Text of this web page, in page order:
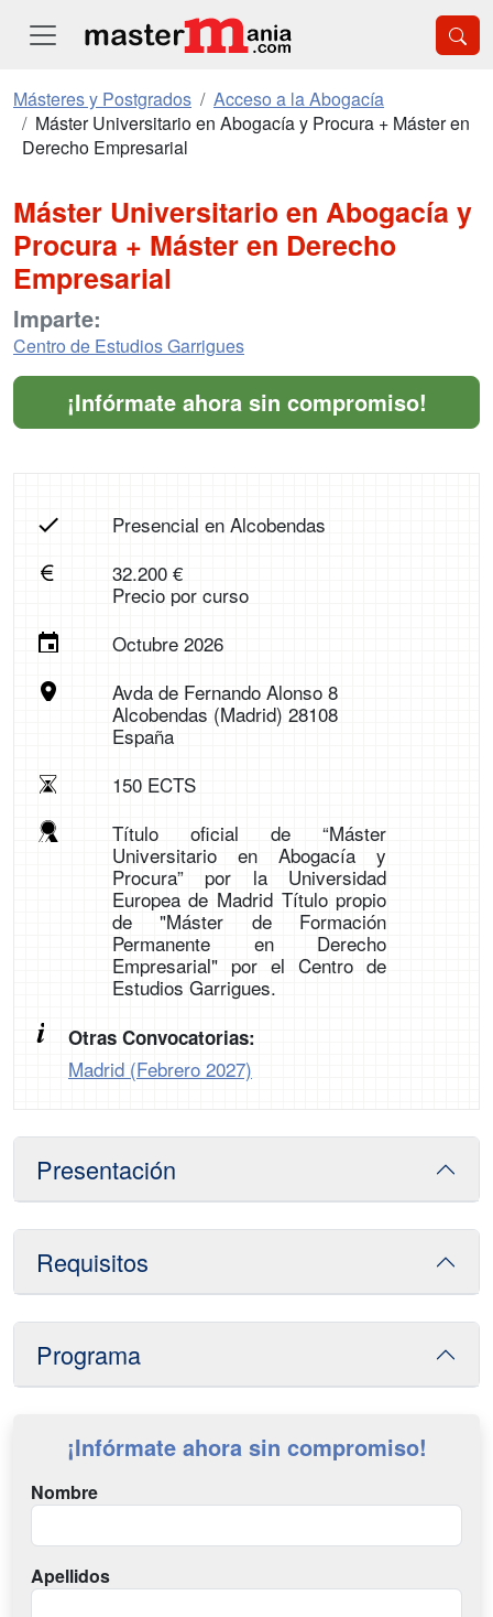
Másteres y Postgrados
Acceso a la Abogacía
Máster Universitario en Abogacía y Procura + Máster en
Derecho Empresarial
Máster Universitario en Abogacía y
Procura + Máster en Derecho
Empresarial
Imparte:
Centro de Estudios Garrigues
¡Infórmate ahora sin compromiso!
Presencial en Alcobendas
32.200 €
Precio por curso
Octubre 2026
Avda de Fernando Alonso 8
Alcobendas (Madrid) 28108
España
150 ECTS
Título oficial de “Máster
Universitario en Abogacía y
Procura” por la Universidad
Europea de Madrid Título propio
de "Máster de Formación
Permanente en Derecho
Empresarial" por el Centro de
Estudios Garrigues.
Otras Convocatorias:
Madrid (Febrero 2027)
Presentación
Requisitos
Programa
¡Infórmate ahora sin compromiso!
Nombre
Apellidos